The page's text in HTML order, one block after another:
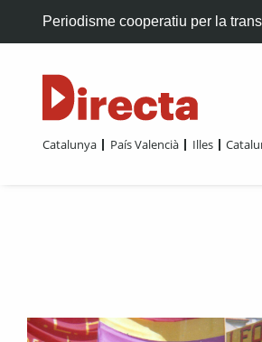
Periodisme cooperatiu per la
Catalunya País Valencià Illes